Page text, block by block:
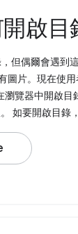
啟目
但偶爾會遇到
圖片。現在使
瀏覽器中開啟目
如要開啟目錄
，這會傳回包
入權限，您可以
法。 Browser